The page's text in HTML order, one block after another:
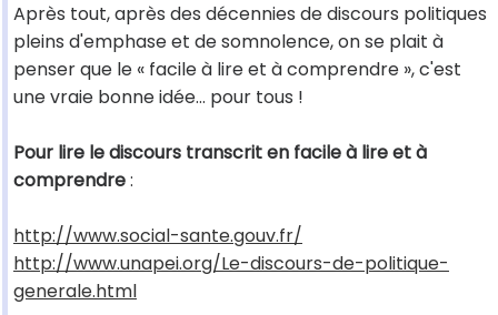
Après tout, après des décennies de discours politiques
pleins d'emphase et de somnolence, on se plait à
penser que le « facile à lire et à comprendre », c'est
une vraie bonne idée... pour tous !
Pour lire le discours transcrit en facile à lire et à
comprendre:
http://www.social-sante.gouv.fr/
http://www.unapei.org/Le-discours-de-politique-
generale.html